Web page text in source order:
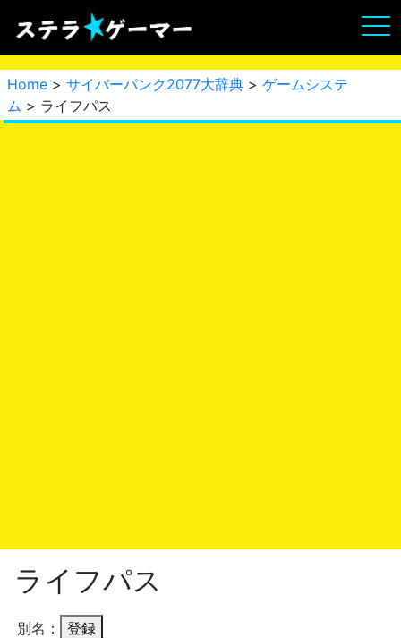
Home > サイバーパンク2077大辞典 > ゲームシステ
ム > ライフパス
ライフパス
別名： 登録